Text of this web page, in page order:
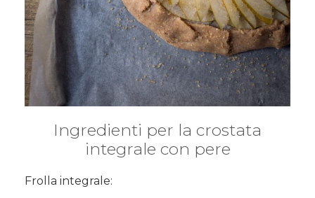
Ingredienti per la crostata
integrale con pere
Frolla integrale: